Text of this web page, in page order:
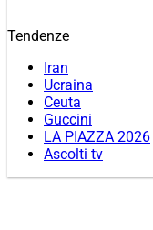
Tendenze
Iran
Ucraina
Ceuta
Guccini
LA PIAZZA 2026
Ascolti tv